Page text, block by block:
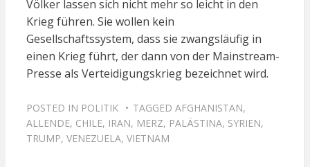
Völker lassen sich nicht mehr so leicht in den
Krieg führen. Sie wollen kein
Gesellschaftssystem, dass sie zwangsläufig in
einen Krieg führt, der dann von der Mainstream-
Presse als Verteidigungskrieg bezeichnet wird.
POSTED IN POLITIK TAGGED AFGHANISTAN,
ALLENDE, CHILE, IRAN, MERZ, PALÄSTINA, SYRIEN,
TRUMP, VENEZUELA, VIETNAM